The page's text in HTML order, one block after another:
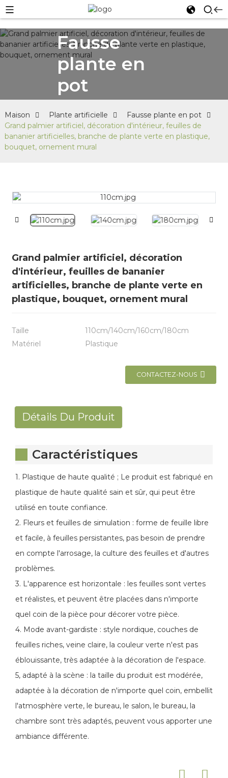
Fausse
plante en
pot
Maison Plante artificielle
Fausse plante en pot
Grand palmier artificiel, décoration d'intérieur, feuilles de
bananier artificielles, branche de plante verte en plastique,
bouquet, ornement mural
Grand palmier artificiel, décoration
d'intérieur, feuilles de bananier
artificielles, branche de plante verte en
plastique, bouquet, ornement mural
Taille
110cm/140cm/160cm/180cm
Matériel
Plastique
CONTACTEZ-NOUS
Détails Du Produit
Caractéristiques
1. Plastique de haute qualité ; Le produit est fabriqué en
plastique de haute qualité sain et sûr, qui peut être
utilisé en toute confiance.
2. Fleurs et feuilles de simulation : forme de feuille libre
et facile, à feuilles persistantes, pas besoin de prendre
en compte l'arrosage, la culture des feuilles et d'autres
problèmes.
3. L'apparence est horizontale : les feuilles sont vertes
et réalistes, et peuvent être placées dans n'importe
quel coin de la pièce pour décorer votre pièce.
4. Mode avant-gardiste : style nordique, couches de
feuilles riches, veine claire, la couleur verte n'est pas
éblouissante, très adaptée à la décoration de l'espace.
5, adapté à la scène : la taille du produit est modérée,
adaptée à la décoration de n'importe quel coin, embellit
l'atmosphère verte, le bureau, le salon, le bureau, la
chambre sont très adaptés, peuvent vous apporter une
ambiance différente.